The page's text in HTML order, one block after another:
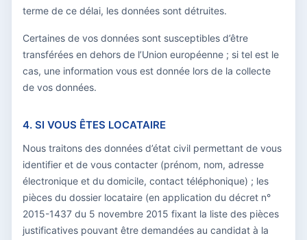
terme de ce délai, les données sont détruites.
Certaines de vos données sont susceptibles d’être
transférées en dehors de l’Union européenne ; si tel est le
cas, une information vous est donnée lors de la collecte
de vos données.
4. SI VOUS ÊTES LOCATAIRE
Nous traitons des données d’état civil permettant de vous
identifier et de vous contacter (prénom, nom, adresse
électronique et du domicile, contact téléphonique) ; les
pièces du dossier locataire (en application du décret n°
2015-1437 du 5 novembre 2015 fixant la liste des pièces
justificatives pouvant être demandées au candidat à la